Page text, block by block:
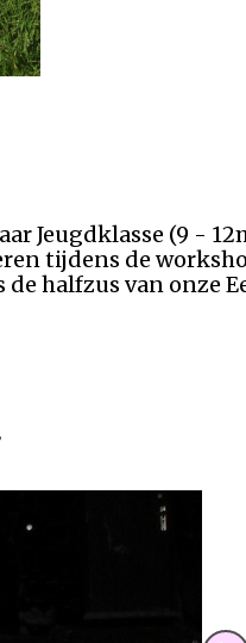
Jeugdklasse (9 -
tijdens de
halfzus van onze